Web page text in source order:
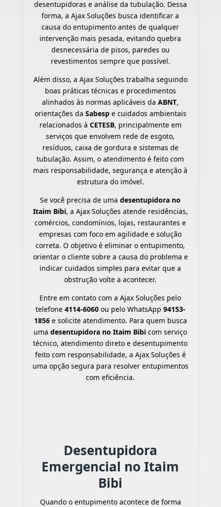
desentupidoras e análise da tubulação. Dessa
forma, a Ajax Soluções busca identificar a
causa do entupimento antes de qualquer
intervenção mais pesada, evitando quebra
desnecessária de pisos, paredes ou
revestimentos sempre que possível.
Além disso, a Ajax Soluções trabalha seguindo
boas práticas técnicas e procedimentos
alinhados às normas aplicáveis daABNT,
orientações da Sabespe cuidados ambientais
relacionados à CETESB, principalmente em
serviços que envolvem rede de esgoto,
resíduos, caixa de gordura e sistemas de
tubulação. Assim, o atendimento é feito com
mais responsabilidade, segurança e atenção à
estrutura do imóvel.
Se você precisa de umadesentupidora no
Itaim Bibi, a Ajax Soluções atende residências,
comércios, condomínios, lojas, restaurantes e
empresas com foco em agilidade e solução
correta. O objetivo é eliminar o entupimento,
orientar o cliente sobre a causa do problema e
indicar cuidados simples para evitar que a
obstrução volte a acontecer.
Entre em contato com a Ajax Soluções pelo
telefone 4114-6060ou pelo WhatsApp 94153-
1856e solicite atendimento. Para quem busca
umadesentupidora no Itaim Bibi com serviço
técnico, atendimento direto e desentupimento
feito com responsabilidade, a Ajax Soluções é
uma opção segura para resolver entupimentos
com eficiência.
Desentupidora
Emergencial no Itaim
Bibi
Quando o entupimento acontece de forma